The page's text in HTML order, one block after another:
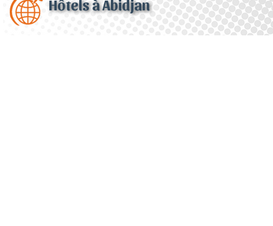
Hôtels à Abidjan